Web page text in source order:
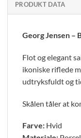
PRODUKT DATA
Georg Jensen –
Flot og elegant
ikoniske riflede
udtryksfuldt og
Skålen tåler at
Farve: Hvid